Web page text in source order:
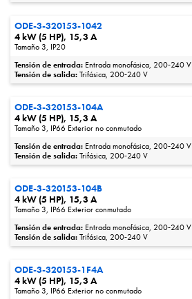
ODE-3-320153-1042
4 kW (5 HP), 15,3 A
Tamaño 3, IP20
Tensión de entrada: Entrada monofásica, 200‑240 V
Tensión de salida:Trifásica, 200‑240 V
ODE-3-320153-104A
4 kW (5 HP), 15,3 A
Tamaño 3, IP66 Exterior no conmutado
Tensión de entrada: Entrada monofásica, 200‑240 V
Tensión de salida:Trifásica, 200‑240 V
ODE-3-320153-104B
4 kW (5 HP), 15,3 A
Tamaño 3, IP66 Exterior conmutado
Tensión de entrada: Entrada monofásica, 200‑240 V
Tensión de salida:Trifásica, 200‑240 V
ODE-3-320153-1F4A
4 kW (5 HP), 15,3 A
Tamaño 3, IP66 Exterior no conmutado